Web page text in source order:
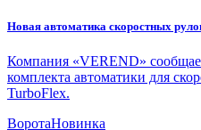
Новая автоматика скоростных
Компания «VEREND»
комплекта автоматики для
TurboFlex.
ВоротаНовинка